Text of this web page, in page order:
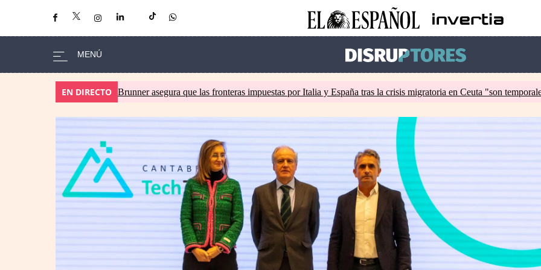
EN DIRECTO Brunner asegura que las fronteras impuestas por Italia y España tras la crisis migratoria en Ceuta "son